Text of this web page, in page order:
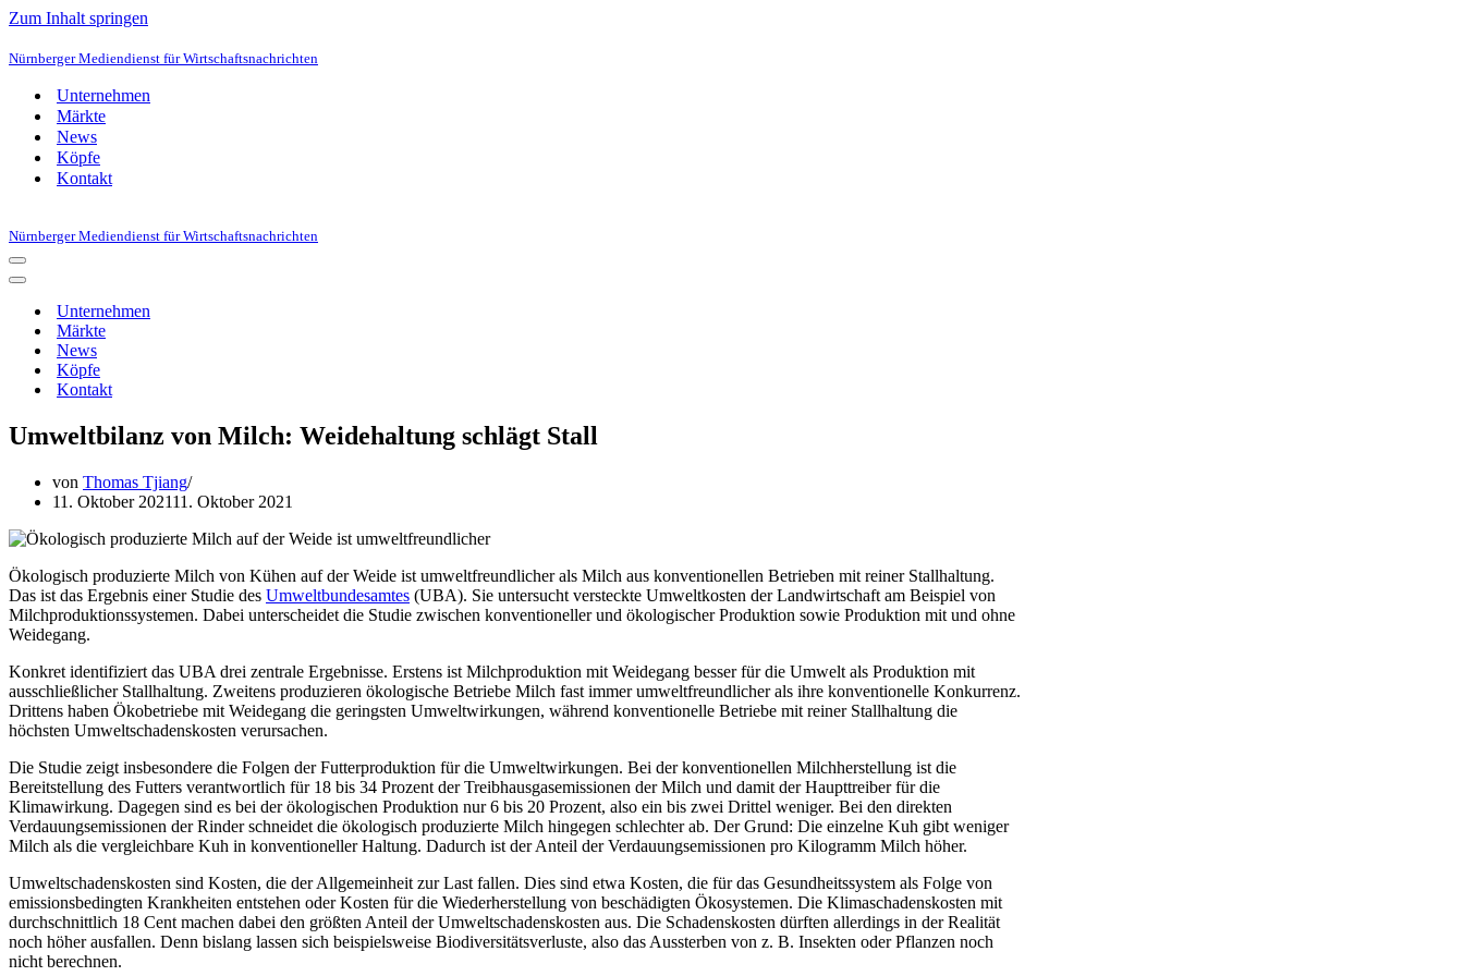
Zum Inhalt springen
Nürnberger Mediendienst für Wirtschaftsnachrichten
Unternehmen
Märkte
News
Köpfe
Kontakt
Nürnberger Mediendienst für Wirtschaftsnachrichten
Navigationsmenü
Navigationsmenü
Unternehmen
Märkte
News
Köpfe
Kontakt
Umweltbilanz von Milch: Weidehaltung schlägt Stall
von Thomas Tjiang
11. Oktober 202111. Oktober 2021
Ökologisch produzierte Milch von Kühen auf der Weide ist umweltfreundlicher als Milch aus konventionellen Betrieben mit reiner Stallhaltung.
Das ist das Ergebnis einer Studie des Umweltbundesamtes (UBA). Sie untersucht versteckte Umweltkosten der Landwirtschaft am Beispiel von
Milchproduktionssystemen. Dabei unterscheidet die Studie zwischen konventioneller und ökologischer Produktion sowie Produktion mit und ohne
Weidegang.
Konkret identifiziert das UBA drei zentrale Ergebnisse. Erstens ist Milchproduktion mit Weidegang besser für die Umwelt als Produktion mit
ausschließlicher Stallhaltung. Zweitens produzieren ökologische Betriebe Milch fast immer umweltfreundlicher als ihre konventionelle Konkurrenz.
Drittens haben Ökobetriebe mit Weidegang die geringsten Umweltwirkungen, während konventionelle Betriebe mit reiner Stallhaltung die
höchsten Umweltschadenskosten verursachen.
Die Studie zeigt insbesondere die Folgen der Futterproduktion für die Umweltwirkungen. Bei der konventionellen Milchherstellung ist die
Bereitstellung des Futters verantwortlich für 18 bis 34 Prozent der Treibhausgasemissionen der Milch und damit der Haupttreiber für die ⁠
Klimawirkung⁠. Dagegen sind es bei der ökologischen Produktion nur 6 bis 20 Prozent, also ein bis zwei Drittel weniger. Bei den direkten
Verdauungsemissionen der Rinder schneidet die ökologisch produzierte Milch hingegen schlechter ab. Der Grund: Die einzelne Kuh gibt weniger
Milch als die vergleichbare Kuh in konventioneller Haltung. Dadurch ist der Anteil der Verdauungsemissionen pro Kilogramm Milch höher.
Umweltschadenskosten sind Kosten, die der Allgemeinheit zur Last fallen. Dies sind etwa Kosten, die für das Gesundheitssystem als Folge von
emissionsbedingten Krankheiten entstehen oder Kosten für die Wiederherstellung von beschädigten Ökosystemen. Die Klimaschadenskosten mit
durchschnittlich 18 Cent machen dabei den größten Anteil der Umweltschadenskosten aus. Die Schadenskosten dürften allerdings in der Realität
noch höher ausfallen. Denn bislang lassen sich beispielsweise Biodiversitätsverluste, also das Aussterben von z. B. Insekten oder Pflanzen noch
nicht berechnen.